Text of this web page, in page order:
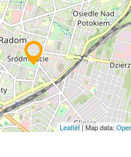
Leaflet| Map data: